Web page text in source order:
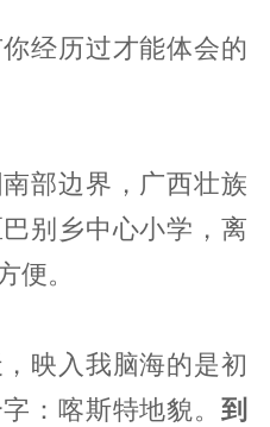
经历过才能体会的
部边界，广西壮族
别乡中心小学，离
便。
映入我脑海的是初
：喀斯特地貌。 到